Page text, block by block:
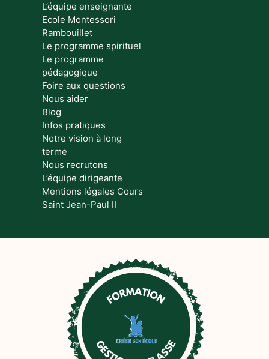
L’équipe enseignante
Ecole Montessori
Rambouillet
Le programme spirituel
Le programme
pédagogique
Foire aux questions
Nous aider
Blog
Infos pratiques
Notre vision à long
terme
Nous recrutons
L’équipe dirigeante
Mentions légales Cours
Saint Jean-Paul II